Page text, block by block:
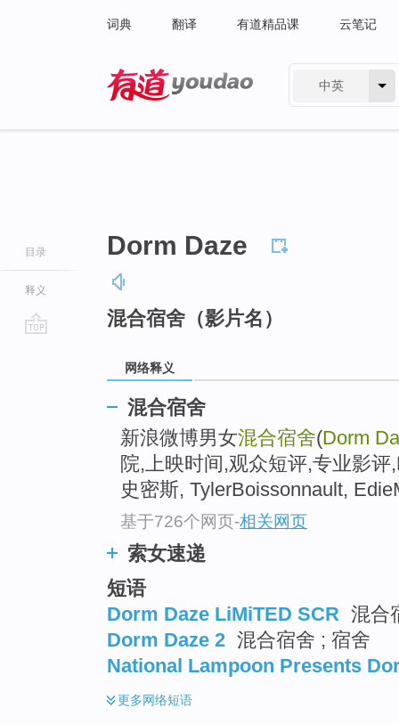
词典 翻译 有道精品课 云笔记
中英
目录
释义
Dorm Daze
混合宿舍（影片名）
网络释义
混合宿舍
新浪微博男女混合宿舍(Dorm
院,上映时间,观众短评,专业影
史密斯, TylerBoissonnault,
基于726个网页-相关网页
索女速递
短语
Dorm Daze LiMiTED SCR 混合
Dorm Daze 2 混合宿舍 ; 宿舍
National Lampoon Presents
更多网络短语